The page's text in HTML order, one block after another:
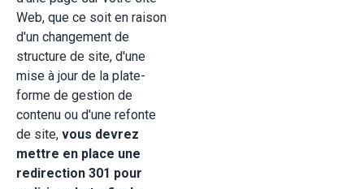
Web, que ce soit en raison
d'un changement de
structure de site, d'une
mise à jour de la plate-
forme de gestion de
contenu ou d'une refonte
de site, vous devrez
mettre en place une
redirection 301 pour